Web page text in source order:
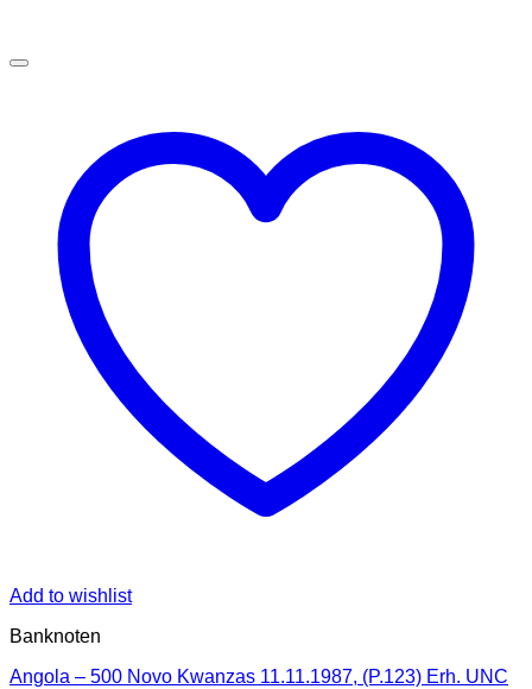
Add to wishlist
Banknoten
Angola – 500 Novo Kwanzas 11.11.1987, (P.123) Erh. UNC